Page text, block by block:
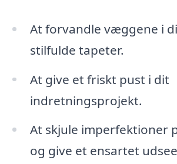
At forvandle væggene i
stilfulde tapeter.
At give et friskt pust i dit
indretningsprojekt.
At skjule imperfektioner
og give et ensartet